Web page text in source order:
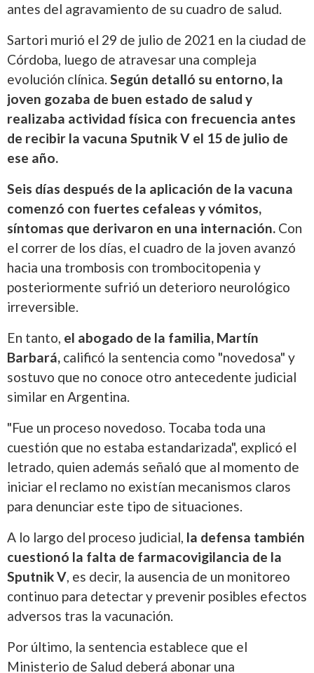
antes del agravamiento de su cuadro de salud.
Sartori murió el 29 de julio de 2021 en la ciudad de
Córdoba, luego de atravesar una compleja
evolución clínica. Según detalló su entorno, la
joven gozaba de buen estado de salud y
realizaba actividad física con frecuencia antes
de recibir la vacuna Sputnik V el 15 de julio de
ese año.
Seis días después de la aplicación de la vacuna
comenzó con fuertes cefaleas y vómitos,
síntomas que derivaron en una internación. Con
el correr de los días, el cuadro de la joven avanzó
hacia una trombosis con trombocitopenia y
posteriormente sufrió un deterioro neurológico
irreversible.
En tanto, el abogado de la familia, Martín
Barbará, calificó la sentencia como "novedosa" y
sostuvo que no conoce otro antecedente judicial
similar en Argentina.
"Fue un proceso novedoso. Tocaba toda una
cuestión que no estaba estandarizada", explicó el
letrado, quien además señaló que al momento de
iniciar el reclamo no existían mecanismos claros
para denunciar este tipo de situaciones.
A lo largo del proceso judicial, la defensa también
cuestionó la falta de farmacovigilancia de la
Sputnik V, es decir, la ausencia de un monitoreo
continuo para detectar y prevenir posibles efectos
adversos tras la vacunación.
Por último, la sentencia establece que el
Ministerio de Salud deberá abonar una